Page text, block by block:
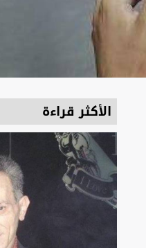
الأكثر قراءة